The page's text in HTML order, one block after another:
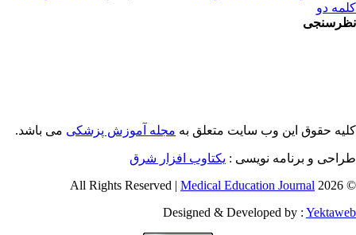
دو
حقوق این وب سایت متعلق بهمجله آموزش پزشکیمی باشد.
و برنامه نویسی : یکتاوب افزار شرق
©
Medical Education Journal
Designed & Developed by :